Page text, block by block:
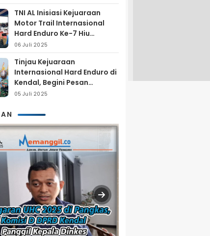
TNI AL Inisiasi Kejuaraan
Motor Trail Internasional
Hard Enduro Ke-7 Hiu
Selatan
06 Juli 2025
Tinjau Kejuaraan
Internasional Hard Enduro di
Kendal, Begini Pesan
Laksamana Pertama TNI AL
05 Juli 2025